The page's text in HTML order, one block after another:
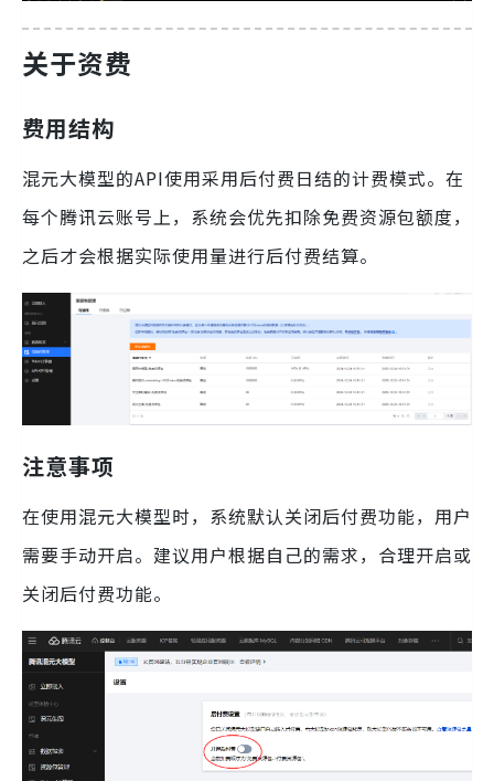
关于资费
费用结构
混元大模型的API使用采用后付费日结的计费模式。在
每个腾讯云账号上，系统会优先扣除免费资源包额度，
之后才会根据实际使用量进行后付费结算。
注意事项
在使用混元大模型时，系统默认关闭后付费功能，用户
需要手动开启。建议用户根据自己的需求，合理开启或
关闭后付费功能。